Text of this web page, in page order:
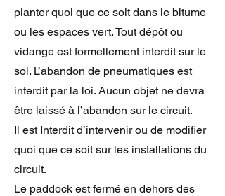
planter quoi que ce soit dans le bitume
ou les espaces vert. Tout dépôt ou
vidange est formellement interdit sur le
sol. L’abandon de pneumatiques est
interdit par la loi. Aucun objet ne devra
être laissé à l’abandon sur le circuit.
Il est Interdit d’intervenir ou de modifier
quoi que ce soit sur les installations du
circuit.
Le paddock est fermé en dehors des